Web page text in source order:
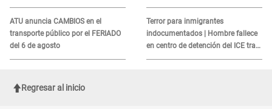
ATU anuncia CAMBIOS en el
transporte público por el FERIADO
del 6 de agosto
MORTAL para consumidores: ¿Cuál
es?
Terror para inmigrantes
indocumentados | Hombre fallece
en centro de detención del ICE tras
sufrir una "emergencia médica"
Regresar al inicio